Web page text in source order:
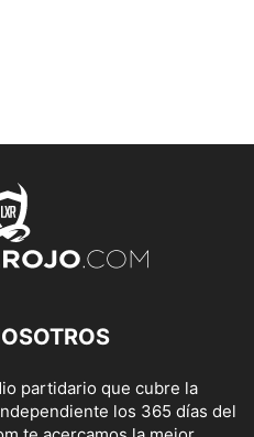
partidario que cubre la
los 365 días del